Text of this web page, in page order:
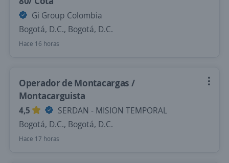
Gi Group Colombia
Bogotá, D.C., Bogotá, D.C.
Hace 16 horas
Operador de Montacargas /
Montacarguista
4,5
SERDAN - MISION TEMPORAL
Bogotá, D.C., Bogotá, D.C.
Hace 17 horas